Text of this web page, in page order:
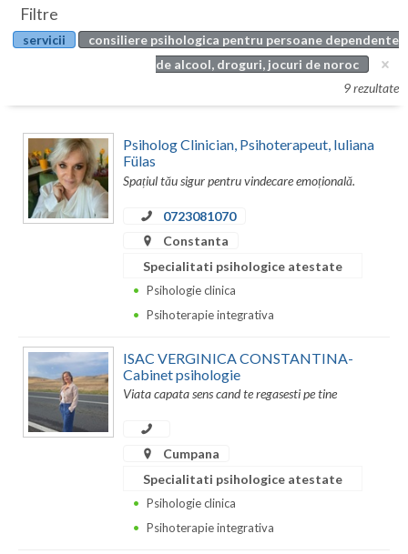
Botosani
Bucuresti
Buzau
Calarasi
Covasna
Dambovita
Dolj
Articole
Evenimente
Filtre
servicii
consiliere psihologica pentru persoane dependente
de alcool, droguri, jocuri de noroc
9 rezultate
Psiholog Clinician, Psihoterapeut, Iuliana
Fülas
Spațiul tău sigur pentru vindecare emoțională.
0723081070
Constanta
Specialitati psihologice atestate
Psihologie clinica
Psihoterapie integrativa
ISAC VERGINICA CONSTANTINA-
Cabinet psihologie
Viata capata sens cand te regasesti pe tine
Cumpana
Specialitati psihologice atestate
Psihologie clinica
Psihoterapie integrativa